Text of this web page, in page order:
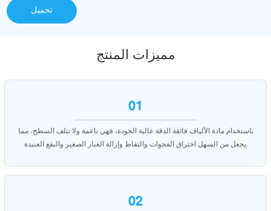
تحميل
مميزات المنتج
01
باستخدام مادة الألياف فائقة الدقة عالية الجودة، فهي ناعمة ولا تتلف السطح، مما
يجعل من السهل اختراق الفجوات والتقاط وإزالة الغبار الصغير والبقع العنيدة.
02